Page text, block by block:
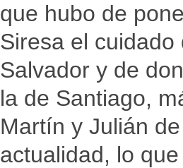
que hubo de
Siresa el
Salvador y de
la de Santiago,
Martín y Julián
actualidad, lo